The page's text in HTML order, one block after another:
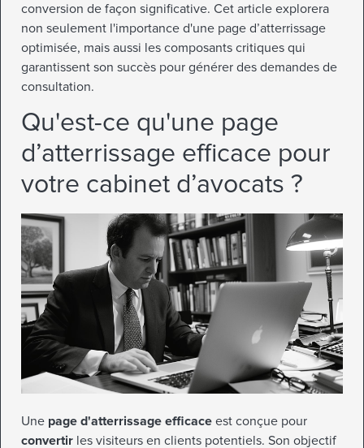
conversion de façon significative. Cet article explorera
non seulement l'importance d'une page d’atterrissage
optimisée, mais aussi les composants critiques qui
garantissent son succès pour générer des demandes de
consultation.
Qu'est-ce qu'une page
d’atterrissage efficace pour
votre cabinet d’avocats ?
Une page d'atterrissage efficace est conçue pour
convertir les visiteurs en clients potentiels. Son objectif